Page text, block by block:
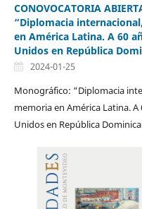
CONOVOCATORIA
“Diplomacia
en América Latina. A 60
Unidos en República
2024-01-25
Monográfico: “Diplomacia
memoria en América Latina.
Unidos en República